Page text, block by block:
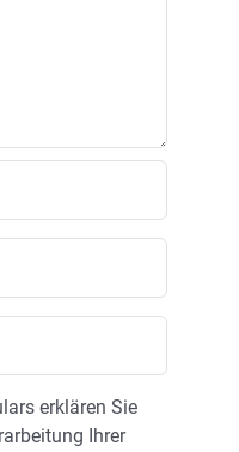
erklären Sie
Ihrer